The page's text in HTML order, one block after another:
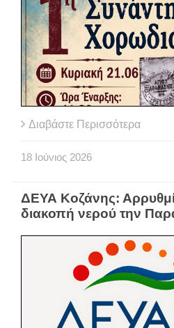
Διαβάστε Περισσότερα
18 Ιούνιος 2026
ΔΕΥΑ Κοζάνης:
διακοπή νερού την